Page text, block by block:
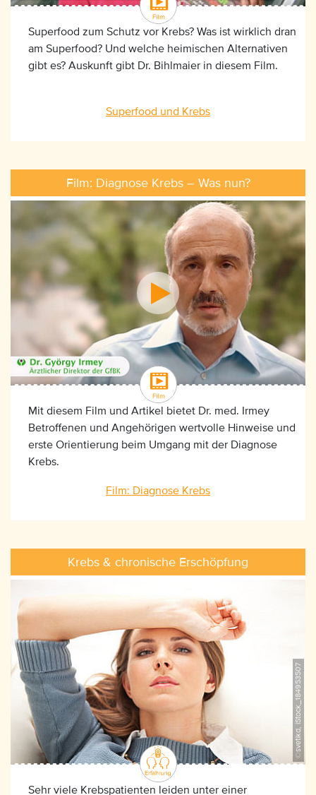
Superfood zum Schutz vor Krebs? Was ist wirklich dran
am Superfood? Und welche heimischen Alternativen
gibt es? Auskunft gibt Dr. Bihlmaier in diesem Film.
Superfood und Krebs
Film: Diagnose Krebs – Was nun?
Mit diesem Film und Artikel bietet Dr. med. Irmey
Betroffenen und Angehörigen wertvolle Hinweise und
erste Orientierung beim Umgang mit der Diagnose
Krebs.
Film: Diagnose Krebs
Krebs & chronische Erschöpfung
©svetikd, iStock_184953507
Sehr viele Krebspatienten leiden unter einer